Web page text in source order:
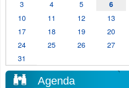
3 4 5 6
10
11 12 13
17
18 19 20
24
25 26 27
31
Agenda